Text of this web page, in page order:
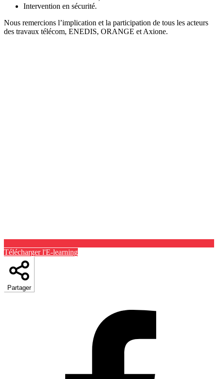
Intervention en sécurité.
Nous remercions l’implication et la participation de tous les acteurs
des travaux télécom, ENEDIS, ORANGE et Axione.
Télécharger l'E-learning
Partager